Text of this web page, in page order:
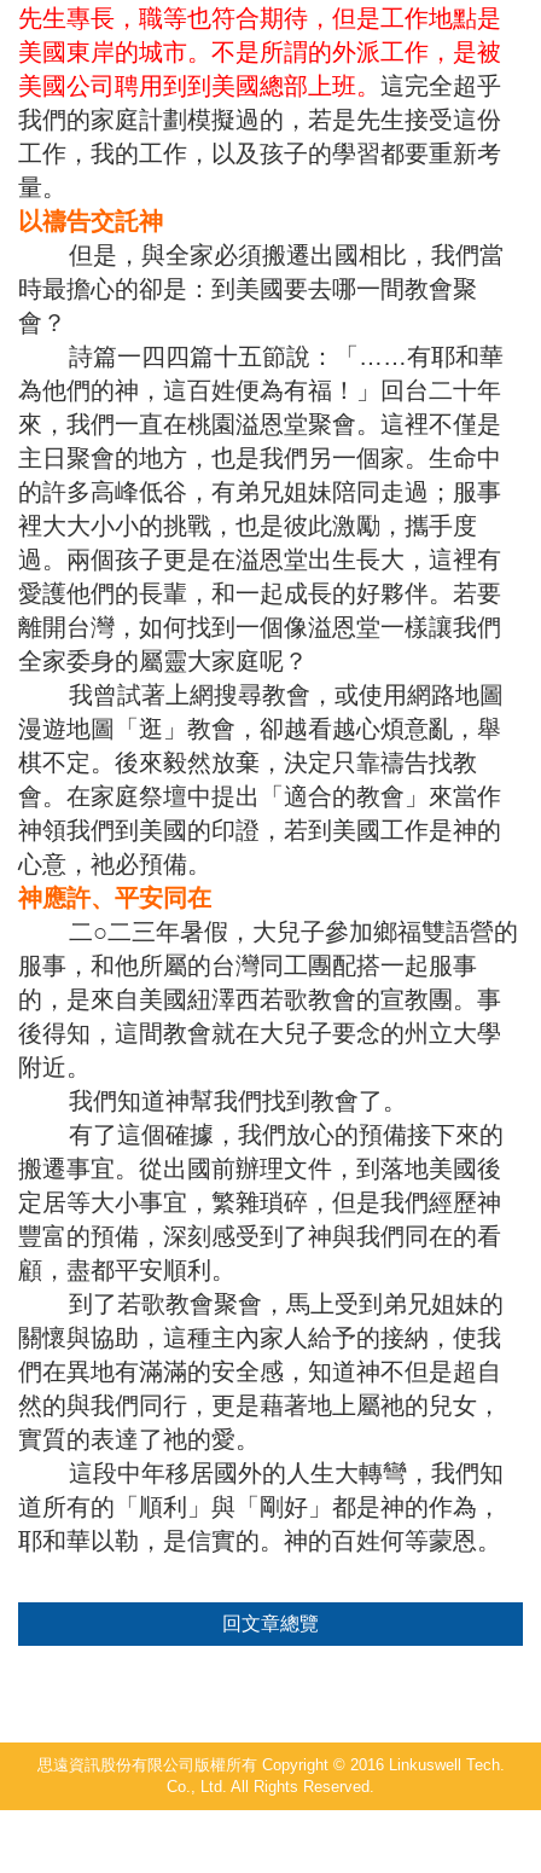
先生專長，職等也符合期待，但是工作地點是
美國東岸的城市。不是所謂的外派工作，是被
美國公司聘用到到美國總部上班。 這完全超乎
我們的家庭計劃模擬過的，若是先生接受這份
工作，我的工作，以及孩子的學習都要重新考
量。
以禱告交託神
但是，與全家必須搬遷出國相比，我們當
時最擔心的卻是：到美國要去哪一間教會聚
會？
詩篇一四四篇十五節說：「……有耶和華
為他們的神，這百姓便為有福！」回台二十年
來，我們一直在桃園溢恩堂聚會。這裡不僅是
主日聚會的地方，也是我們另一個家。生命中
的許多高峰低谷，有弟兄姐妹陪同走過；服事
裡大大小小的挑戰，也是彼此激勵，攜手度
過。兩個孩子更是在溢恩堂出生長大，這裡有
愛護他們的長輩，和一起成長的好夥伴。若要
離開台灣，如何找到一個像溢恩堂一樣讓我們
全家委身的屬靈大家庭呢？
我曾試著上網搜尋教會，或使用網路地圖
漫遊地圖「逛」教會，卻越看越心煩意亂，舉
棋不定。後來毅然放棄，決定只靠禱告找教
會。在家庭祭壇中提出「適合的教會」來當作
神領我們到美國的印證，若到美國工作是神的
心意，祂必預備。
神應許、平安同在
二○二三年暑假，大兒子參加鄉福雙語營的
服事，和他所屬的台灣同工團配搭一起服事
的，是來自美國紐澤西若歌教會的宣教團。事
後得知，這間教會就在大兒子要念的州立大學
附近。
我們知道神幫我們找到教會了。
有了這個確據，我們放心的預備接下來的
搬遷事宜。從出國前辦理文件，到落地美國後
定居等大小事宜，繁雜瑣碎，但是我們經歷神
豐富的預備，深刻感受到了神與我們同在的看
顧，盡都平安順利。
到了若歌教會聚會，馬上受到弟兄姐妹的
關懷與協助，這種主內家人給予的接納，使我
們在異地有滿滿的安全感，知道神不但是超自
然的與我們同行，更是藉著地上屬祂的兒女，
實質的表達了祂的愛。
這段中年移居國外的人生大轉彎，我們知
道所有的「順利」與「剛好」都是神的作為，
耶和華以勒，是信實的。神的百姓何等蒙恩。
回文章總覽
思遠資訊股份有限公司版權所有 Copyright © 2016 Linkuswell Tech.
Co., Ltd. All Rights Reserved.